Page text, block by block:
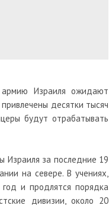
Израиля ожидают
десятки тысяч
будут отрабатывать
Израиля за последние 19
на севере. В учениях,
и продлятся порядка
дивизии, около 20